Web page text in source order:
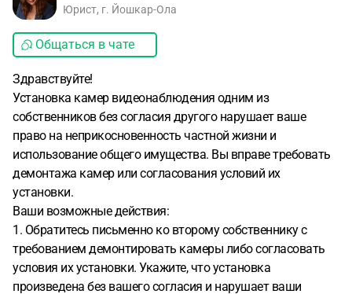
Юрист, г. Йошкар-Ола
Общаться в чате
Здравствуйте!
Установка камер видеонаблюдения одним из
собственников без согласия другого нарушает ваше
право на неприкосновенность частной жизни и
использование общего имущества. Вы вправе требовать
демонтажа камер или согласования условий их
установки.
Ваши возможные действия:
1. Обратитесь письменно ко второму собственнику с
требованием демонтировать камеры либо согласовать
условия их установки. Укажите, что установка
произведена без вашего согласия и нарушает ваши